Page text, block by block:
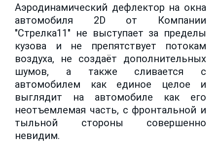
Аэродинамический дефлектор на окна
автомобиля 2D от Компании
"Стрелка11" не выступает за пределы
кузова и не препятствует потокам
воздуха, не создаёт дополнительных
шумов, а также сливается с
автомобилем как единое целое и
выглядит на автомобиле как его
неотъемлемая часть, с фронтальной и
тыльной стороны совершенно
невидим.